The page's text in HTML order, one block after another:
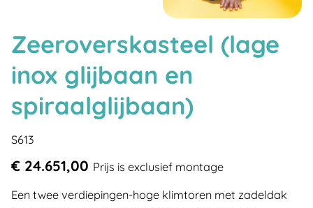
Zeeroverskasteel (lage
inox glijbaan en
spiraalglijbaan)
S613
€ 24.651,00 Prijs is exclusief montage
Een twee verdiepingen-hoge klimtoren met zadeldak